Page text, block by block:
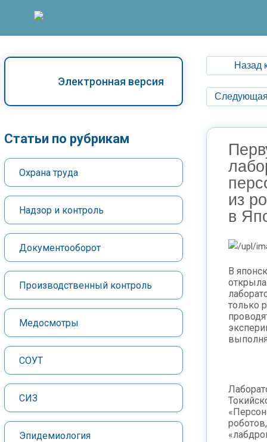
Электронная версия
Статьи по рубрикам
Охрана труда
Надзор и контроль
Документооборот
Производственный контроль
Медосмотры
СОУТ
СИЗ
Эпидемиология
Назад
Следующая
из
в
В
только